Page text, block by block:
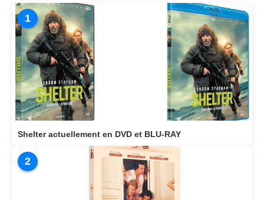
1
Shelter actuellement en DVD et BLU-RAY
2